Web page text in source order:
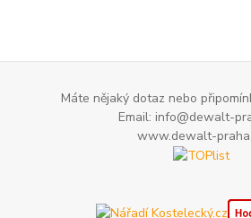
Máte nějaký dotaz nebo
Email: info@dewalt-
www.dewalt-